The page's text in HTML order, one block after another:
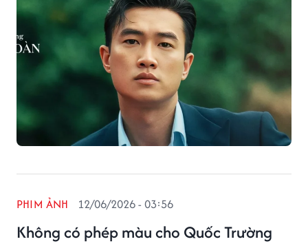
Không có phép màu cho Quốc Trường
PHIM ẢNH 12/06/2026 - 03:56